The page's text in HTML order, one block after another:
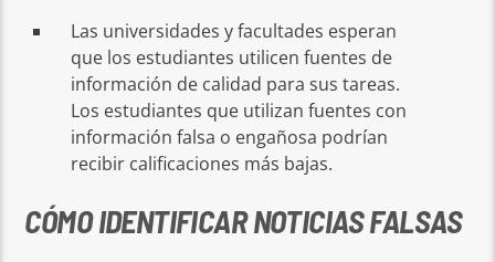
Las universidades y facultades esperan
que los estudiantes utilicen fuentes de
información de calidad para sus tareas.
Los estudiantes que utilizan fuentes con
información falsa o engañosa podrían
recibir calificaciones más bajas.
CÓMO IDENTIFICAR NOTICIAS FALSAS